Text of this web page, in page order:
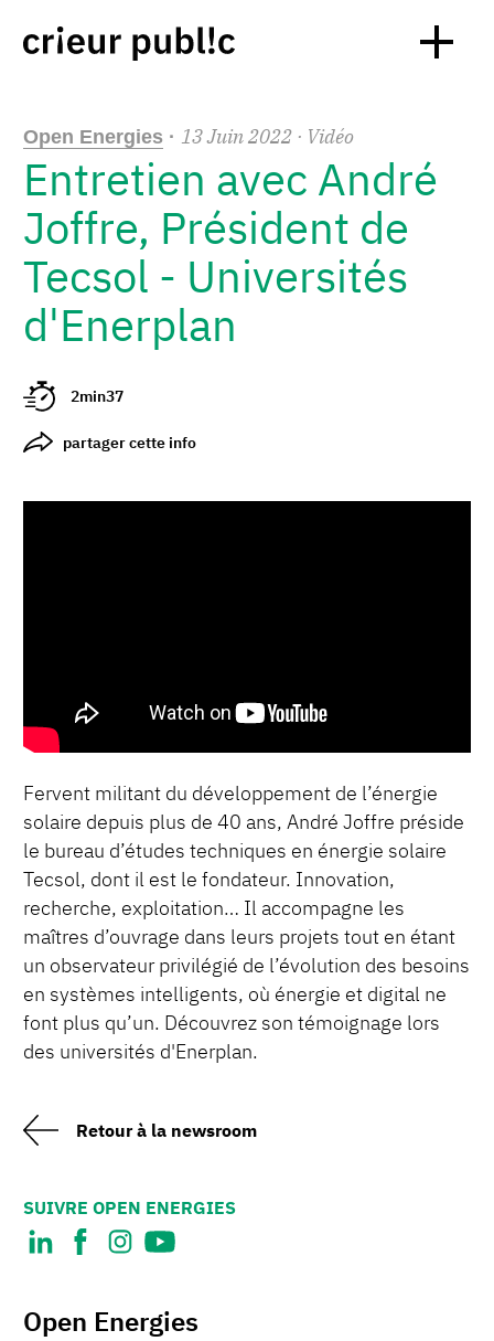
Open Energies · 13Juin2022 · Vidéo
Entretien avec André
Joffre, Président de
Tecsol - Universités
d'Enerplan
2min37
partager cette info
Fervent militant du développement de l’énergie
solaire depuis plus de 40 ans, André Joffre préside
le bureau d’études techniques en énergie solaire
Tecsol, dont il est le fondateur. Innovation,
recherche, exploitation… Il accompagne les
maîtres d’ouvrage dans leurs projets tout en étant
un observateur privilégié de l’évolution des besoins
en systèmes intelligents, où énergie et digital ne
font plus qu’un. Découvrez son témoignage lors
des universités d'Enerplan.
Retour à la newsroom
SUIVRE OPEN ENERGIES
Open Energies